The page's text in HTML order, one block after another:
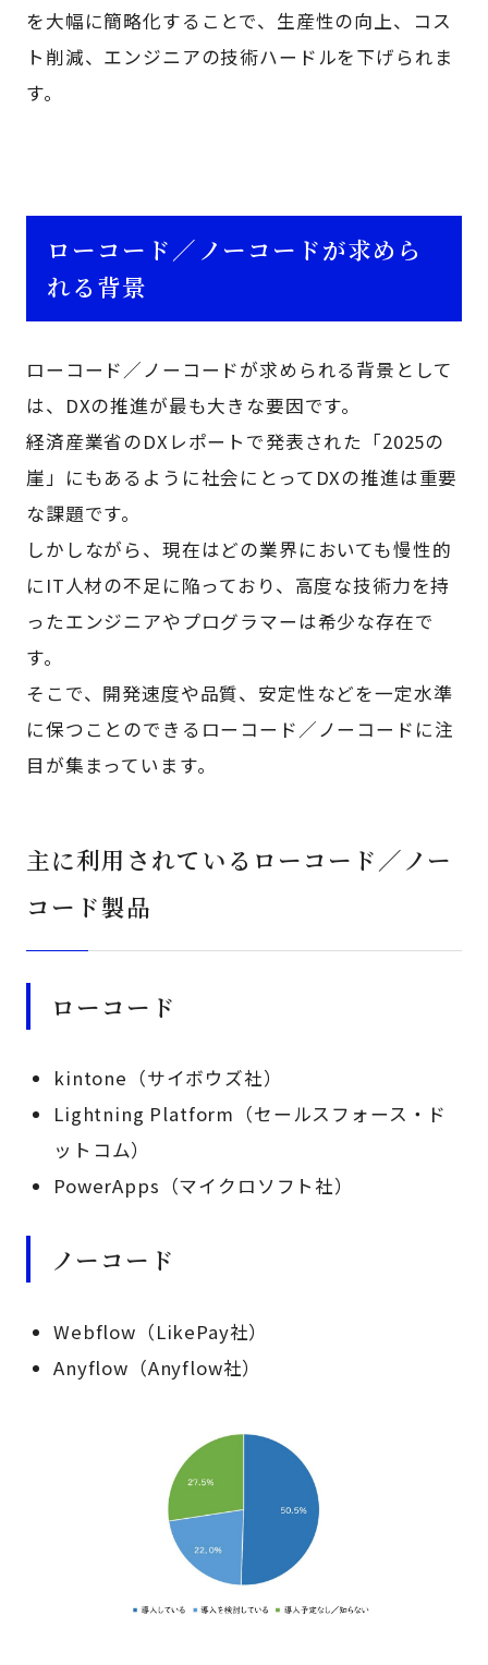
を大幅に簡略化することで、生産性の向上、コス
ト削減、エンジニアの技術ハードルを下げられま
す。
ローコード／ノーコードが求めら
れる背景
ローコード／ノーコードが求められる背景として
は、DXの推進が最も大きな要因です。
経済産業省のDXレポートで発表された「2025の
崖」にもあるように社会にとってDXの推進は重要
な課題です。
しかしながら、現在はどの業界においても慢性的
にIT人材の不足に陥っており、高度な技術力を持
ったエンジニアやプログラマーは希少な存在で
す。
そこで、開発速度や品質、安定性などを一定水準
に保つことのできるローコード／ノーコードに注
目が集まっています。
主に利用されているローコード／ノー
コード製品
ローコード
kintone（サイボウズ社）
Lightning Platform（セールスフォース・ド
ットコム）
PowerApps（マイクロソフト社）
ノーコード
Webflow（LikePay社）
Anyflow（Anyflow社）